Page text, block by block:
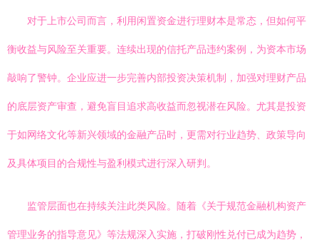
对于上市公司而言，利用闲置资金进行理财本是常态，但如何平
衡收益与风险至关重要。连续出现的信托产品违约案例，为资本市场
敲响了警钟。企业应进一步完善内部投资决策机制，加强对理财产品
的底层资产审查，避免盲目追求高收益而忽视潜在风险。尤其是投资
于如网络文化等新兴领域的金融产品时，更需对行业趋势、政策导向
及具体项目的合规性与盈利模式进行深入研判。
监管层面也在持续关注此类风险。随着《关于规范金融机构资产
管理业务的指导意见》等法规深入实施，打破刚性兑付已成为趋势，